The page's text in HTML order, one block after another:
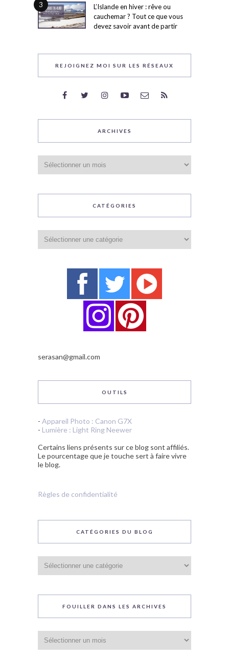
3
L’Islande en hiver : rêve ou
cauchemar ? Tout ce que vous
devez savoir avant de partir
REJOIGNEZ MOI SUR LES RÉSEAUX
ARCHIVES
CATÉGORIES
serasan@gmail.com
OUTILS
- Appareil Photo : Canon G7X
- Lumière : Light Ring Neewer
Certains liens présents sur ce blog sont affiliés.
Le pourcentage que je touche sert à faire vivre
le blog.
Règles de confidentialité
CATÉGORIES DU BLOG
du
blog
FOUILLER DANS LES ARCHIVES
dans
les